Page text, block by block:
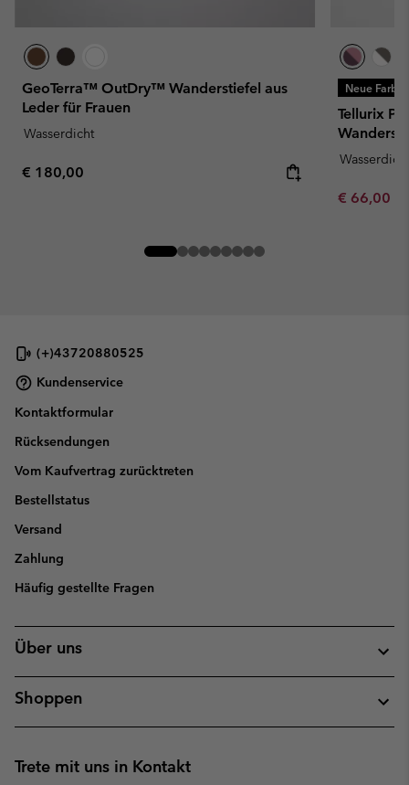
GeoTerra™ OutDry™ Wanderstiefel aus
Leder für Frauen
Wasserdicht
Regular price:
€ 180,00
Neue
Tellurix
Wasserdicht
Minimum
€ 66,00
(+)43720880525
Kundenservice
Kontaktformular
Rücksendungen
Vom Kaufvertrag zurücktreten
Bestellstatus
Versand
Zahlung
Häufig gestellte Fragen
Über uns
Shoppen
Trete mit uns in Kontakt